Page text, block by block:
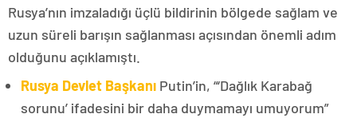
Rusya’nın imzaladığı üçlü bildirinin bölgede sağlam ve
uzun süreli barışın sağlanması açısından önemli adım
olduğunu açıklamıştı.
Rusya Devlet Başkanı Putin’in, “‘Dağlık Karabağ
sorunu’ ifadesini bir daha duymamayı umuyorum”